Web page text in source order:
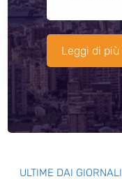
Leggi di più
ULTIME DAI GIORNALI